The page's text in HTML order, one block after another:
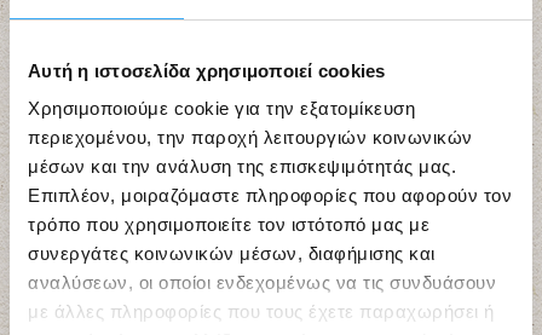
Αυτή η ιστοσελίδα χρησιμοποιεί cookies
Χρησιμοποιούμε cookie για την εξατομίκευση
περιεχομένου, την παροχή λειτουργιών κοινωνικών
μέσων και την ανάλυση της επισκεψιμότητάς μας.
Επιπλέον, μοιραζόμαστε πληροφορίες που αφορούν τον
τρόπο που χρησιμοποιείτε τον ιστότοπό μας με
συνεργάτες κοινωνικών μέσων, διαφήμισης και
αναλύσεων, οι οποίοι ενδεχομένως να τις συνδυάσουν
με άλλες πληροφορίες που τους έχετε παραχωρήσει ή